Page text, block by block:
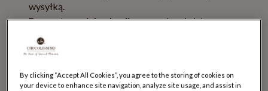
wysyłką.
Prezent na wiele okazji– sprawdzą się jako
samodzielny upominek lub słodki dodatek do
większego prezentu.
stylowe pudełko z okienkiem.
By clicking “Accept All Cookies”, you agree to the storing of cookies on
your device to enhance site navigation, analyze site usage, and assist in